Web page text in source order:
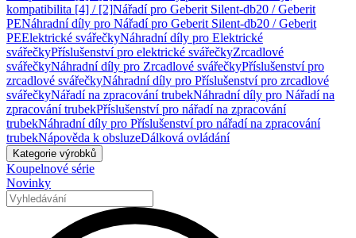
kompatibilita [4] / [2]Nářadí pro Geberit Silent-db20 / Geberit
PENáhradní díly pro Nářadí pro Geberit Silent-db20 / Geberit
PEElektrické svářečkyNáhradní díly pro Elektrické
svářečkyPříslušenství pro elektrické svářečkyZrcadlové
svářečkyNáhradní díly pro Zrcadlové svářečkyPříslušenství pro
zrcadlové svářečkyNáhradní díly pro Příslušenství pro zrcadlové
svářečkyNářadí na zpracování trubekNáhradní díly pro Nářadí na
zpracování trubekPříslušenství pro nářadí na zpracování
trubekNáhradní díly pro Příslušenství pro nářadí na zpracování
trubekNápověda k obsluzeDálková ovládání
Kategorie výrobků
Koupelnové série
Novinky